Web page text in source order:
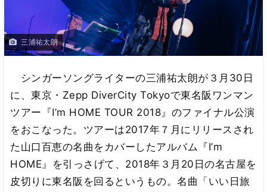
三浦祐太朗
シンガーソングライターの三浦祐太朗が３月30日
に、東京・Zepp DiverCity Tokyoで東名阪ワンマン
ツアー『I’m HOME TOUR 2018』のファイナル公演
をおこなった。ツアーは2017年７月にリリースされ
た山口百恵の名曲をカバーしたアルバム『I’m
HOME』を引っさげて、2018年３月20日の名古屋を
皮切りに東名阪を回るというもの。名曲「いい日旅